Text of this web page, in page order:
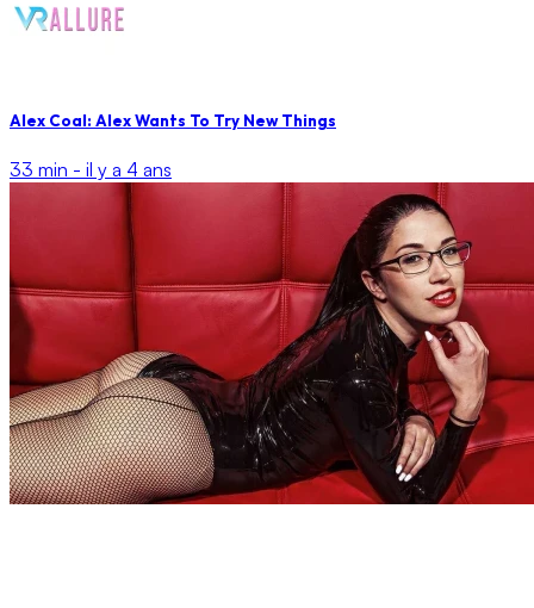
Alex Coal: Alex Wants To Try New Things
33 min - il y a 4 ans